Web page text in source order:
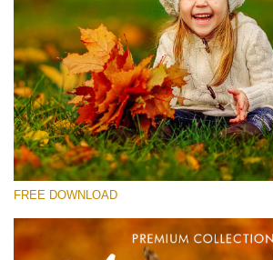
Si prega di Selezionare
Free Photoshop Overlay #12
Small 800*533px
Autumn Leaves
(34 Overlays)
4 Seasons (411 Overlays)
FREE DOWNLOAD